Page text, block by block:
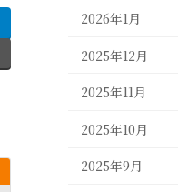
2026年1月
2025年12月
2025年11月
2025年10月
2025年9月